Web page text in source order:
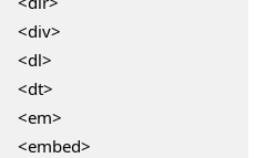
<div>
<dl>
<dt>
<em>
<embed>